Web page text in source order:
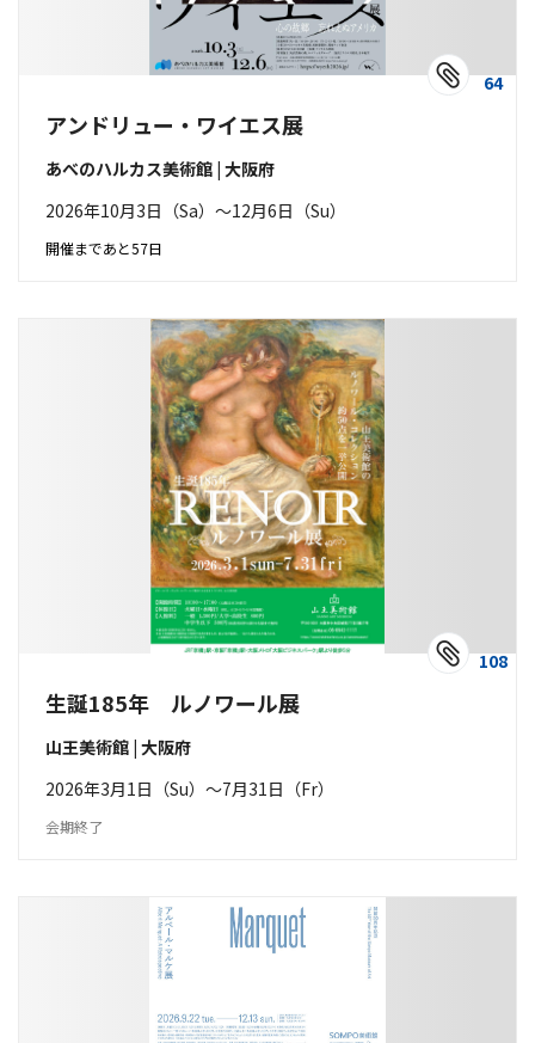
64
アンドリュー・ワイエス展
あべのハルカス美術館 | 大阪府
2026年10月3日（Sa）〜12月6日（Su）
開催まであと57日
108
生誕185年 ルノワール展
山王美術館 | 大阪府
2026年3月1日（Su）〜7月31日（Fr）
会期終了